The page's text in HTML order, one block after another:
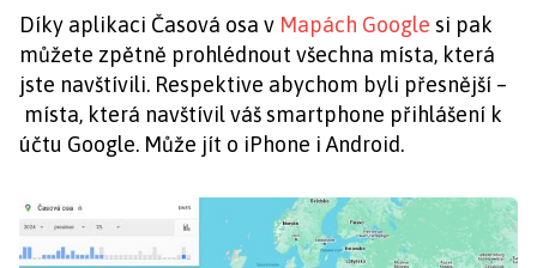
Díky aplikaci Časová osa v Mapách Google si pak
můžete zpětně prohlédnout všechna místa, která
jste navštívili. Respektive abychom byli přesnější –
místa, která navštívil váš smartphone přihlášení k
účtu Google. Může jít o iPhone i Android.